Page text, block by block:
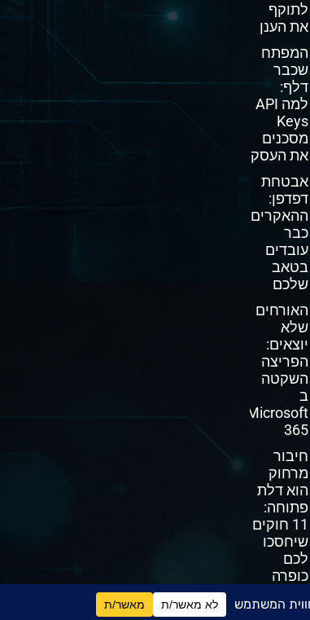
לתוקף
את הענן
המפתח
שכבר
דלף:
למה API
Keys
מסכנים
את העסק
אבטחת
דפדפן:
ההאקרים
כבר
עובדים
בטאב
שלכם
האורחים
שלא
יוצאים:
הפריצה
השקטה
ב
Microsoft
365
חיבור
מרחוק
הוא דלת
פתוחה:
11 חוקים
שיחסכו
לכם
כופרה